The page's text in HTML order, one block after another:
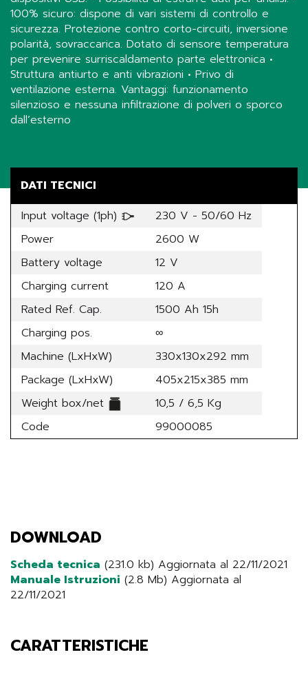
100% sicuro: dispone di vari sistemi di controllo e
sicurezza. Protezione contro corto-circuiti, inversione
polarità, sovraccarica. Dotato di sensore temperatura
per prevenire surriscaldamento parte elettronica •
Struttura antiurto e anti vibrazioni • Privo di
ventilazione esterna. Vantaggi: funzionamento
silenzioso e nessuna infiltrazione di polveri o sporco
dall’esterno
DATI TECNICI
Input voltage (1ph)
230 V - 50/60 Hz
Power
2600 W
Battery voltage
12 V
Charging current
120 A
Rated Ref. Cap.
1500 Ah 15h
Charging pos.
∞
Machine (LxHxW)
330x130x292 mm
Package (LxHxW)
405x215x385 mm
Weight box/net
10,5 / 6,5 Kg
Code
99000085
DOWNLOAD
Scheda tecnica (231.0 kb) Aggiornata al 22/11/2021
Manuale Istruzioni (2.8 Mb) Aggiornata al
22/11/2021
CARATTERISTICHE